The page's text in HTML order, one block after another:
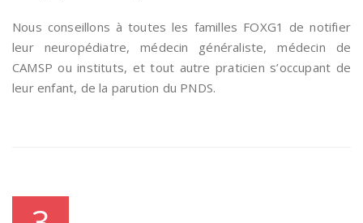
Nous conseillons à toutes les familles FOXG1 de notifier
leur neuropédiatre, médecin généraliste, médecin de
CAMSP ou instituts, et tout autre praticien s’occupant de
leur enfant, de la parution du PNDS.